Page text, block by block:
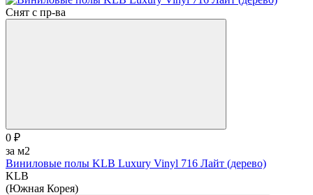
Снят с пр-ва
0 ₽
за м2
Виниловые полы KLB Luxury Vinyl 716 Лайт (дерево)
KLB
(Южная Корея)